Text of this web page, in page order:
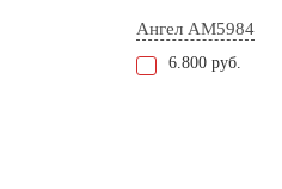
Ангел AM5984
6.800 руб.